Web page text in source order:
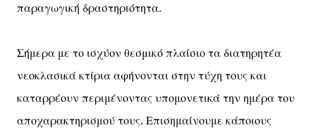
παραγωγική δραστηριότητα.
Σήμερα με το ισχύον θεσμικό πλαίσιο τα διατηρητέα
νεοκλασικά κτίρια αφήνονται στην τύχη τους και
καταρρέουν περιμένοντας υπομονετικά την ημέρα του
αποχαρακτηρισμού τους. Επισημαίνουμε κάποιους